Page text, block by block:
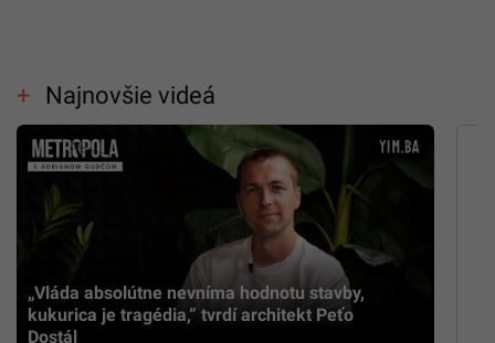
Najnovšie videá
„Vláda absolútne nevníma hodnotu stavby,
kukurica je tragédia,” tvrdí architekt Peťo
Dostál